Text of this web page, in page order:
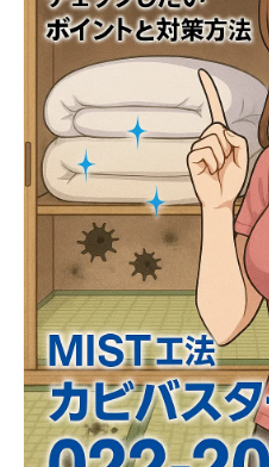
📞
🌸 まとめ：カビを防
を迎えよう！